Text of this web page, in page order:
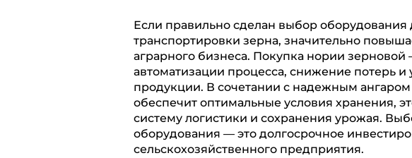
Если правильно сделан выбор оборудования
транспортировки зерна, значительно
аграрного бизнеса. Покупка нории зерновой
автоматизации процесса, снижение потерь
продукции. В сочетании с надежным
обеспечит оптимальные условия хранения,
систему логистики и сохранения урожая.
оборудования — это долгосрочное
сельскохозяйственного предприятия.